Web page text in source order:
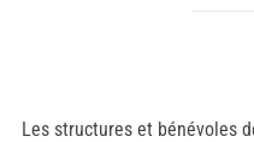
Les structures et bénévoles